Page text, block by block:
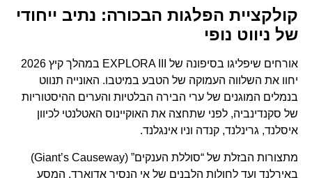
קולקציית הפלגות הבכורה: נתיב ייחודי
של ניווט נופי
אורחים שיפליגו בסיפונה של EXPLORA III במהלך קיץ 2026
יחוו את השלווה העמוקה של הטבע במיטבו. האונייה תנווט
בנמלים המוגנים של ערי הבירה הבלטיות והערים ההיסטוריות
של סקנדינביה, לפני שתחצה את האוקיינוס האטלנטי לכיוון
איסלנד, גרינלנד, קנדה וניו אינגלנד.
מתצורות הבזלת של “סוללת הענקים” (Giant’s Causeway)
באירלנד ועד לחולות הלבנים של אי הנסיך אדוארד, המסע